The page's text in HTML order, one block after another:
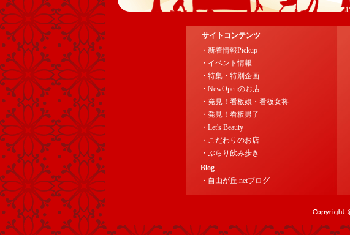
サイトコンテンツ
・新着情報Pickup
・イベント情報
・特集・特別企画
・NewOpenのお店
・発見！看板娘・看板女将
・発見！看板男子
・Let's Beauty
・こだわりのお店
・ぶらり飲み歩き
Blog
・自由が丘.netブログ